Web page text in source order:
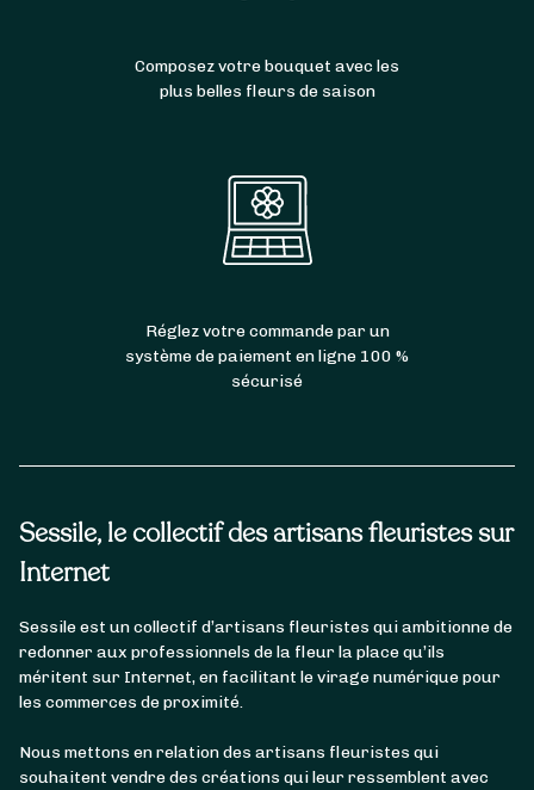
Sessile, le collectif des artisans fleuristes sur
Internet
Sessile est un collectif d’artisans fleuristes qui ambitionne de
redonner aux professionnels de la fleur la place qu’ils
méritent sur Internet, en facilitant le virage numérique pour
les commerces de proximité.
Nous mettons en relation des artisans fleuristes qui
souhaitent vendre des créations qui leur ressemblent avec
Composez votre bouquet avec les
plus belles fleurs de saison
Réglez votre commande par un
système de paiement en ligne 100 %
sécurisé